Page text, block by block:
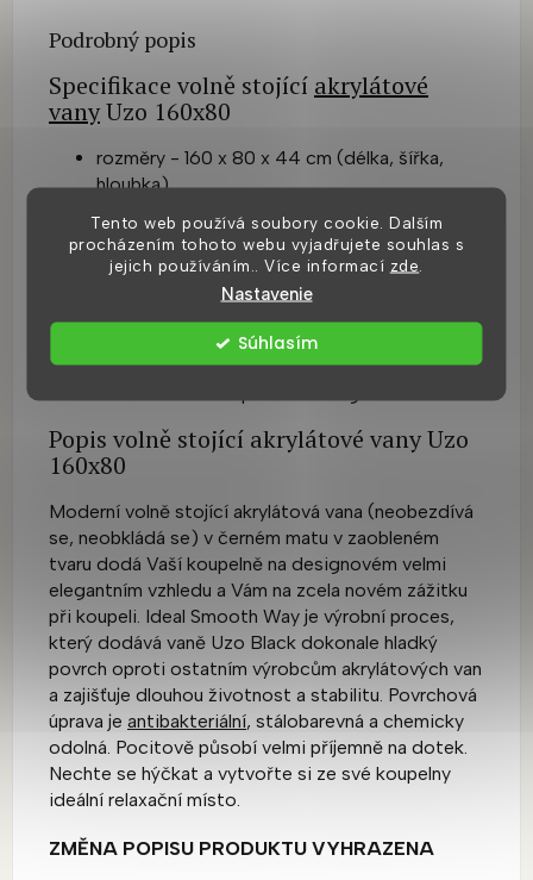
Tento web používá soubory cookie. Dalším
procházením tohoto webu vyjadřujete souhlas s
jejich používáním.. Více informací zde
Nastavenie
Súhlasím
Podrobný popis
Specifikace volně stojící akrylátové
vanyUzo 160x80
rozměry - 160 x 80 x 44 cm (délka, šířka,
hloubka)
celková výška vany - 59 cm
materiál - akrylát
barva - černý mat
průměr odtoku 50 mm
sifon součástí
Popis volně stojící akrylátové vany Uzo
160x80
Moderní volně stojící akrylátová vana (neobezdívá
se, neobkládá se) v černém matu v zaobleném
tvaru dodá Vaší koupelně na designovém velmi
elegantním vzhledu a Vám na zcela novém zážitku
při koupeli. Ideal Smooth Way je výrobní proces,
který dodává vaně Uzo Black dokonale hladký
povrch oproti ostatním výrobcům akrylátových van
a zajišťuje dlouhou životnost a stabilitu. Povrchová
úprava je antibakteriální, stálobarevná a chemicky
odolná. Pocitově působí velmi příjemně na dotek.
Nechte se hýčkat a vytvořte si ze své koupelny
ideální relaxační místo.
ZMĚNA POPISU PRODUKTU VYHRAZENA